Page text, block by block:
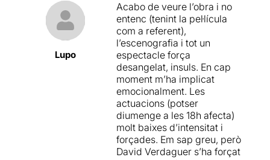
perill d'adherir-se al
comportament col·lectiu com
a única opció.
Nosaltres no pretenem
comparar aquesta versió
reduïda amb la pel·lícula
original de Von Trier; ens ha
agradat la dramatúrgia, la
posada en escena, les
interpretacions i la direcció
sota els paràmetres d'unes
idees molt clares.
Lupo
Acabo de veure l’obra i no
entenc (tenint la pel·lícula
com a referent),
l’escenografia i tot un
espectacle força
desangelat, insuls. En cap
moment m’ha implicat
emocionalment. Les
actuacions (potser
diumenge a les 18h afecta)
molt baixes d’intensitat i
forçades. Em sap greu, però
David Verdaguer s’ha forçat